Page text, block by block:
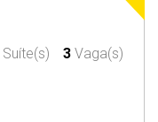
Suíte(s) 3 Vaga(s)